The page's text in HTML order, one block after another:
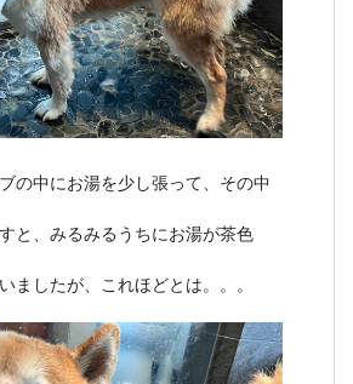
の中にお湯を少し張って、その中
と、みるみるうちにお湯が茶色
ましたが、これほどとは。。。